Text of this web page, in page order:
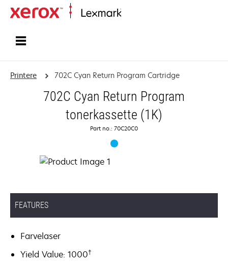
Printere 702C Cyan Return Program Cartridge
702C Cyan Return Program
tonerkassette (1K)
Part no.: 70C20C0
FEATURES
Farvelaser
Yield Value: 1000†